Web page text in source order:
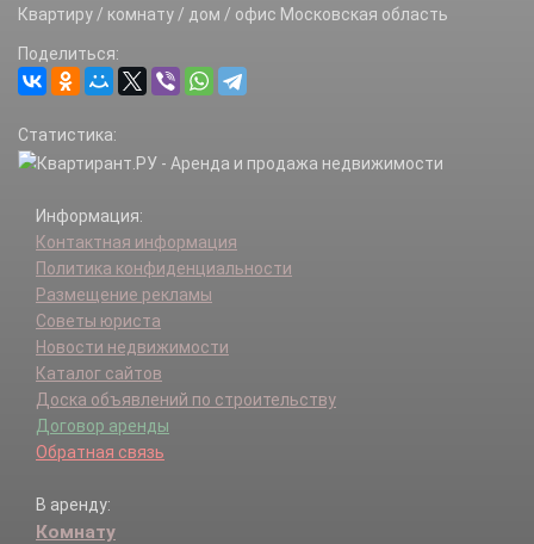
Квартиру / комнату / дом / офис Московская область
Поделиться:
Статистика:
Информация:
Контактная информация
Политика конфиденциальности
Размещение рекламы
Советы юриста
Новости недвижимости
Каталог сайтов
Доска объявлений по строительству
Договор аренды
Обратная связь
В аренду:
Комнату